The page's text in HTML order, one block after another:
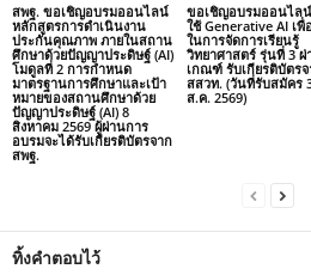
สพฐ. ขอเชิญอบรมออนไลน์
หลักสูตรการดำเนินงาน
ประกันคุณภาพ ภายในสถาน
ศึกษาด้วยปัญญาประดิษฐ์ (AI)
โมดูลที่ 2 การกำหนด
มาตรฐานการศึกษาและเป้า
หมายของสถานศึกษาด้วย
ปัญญาประดิษฐ์ (AI) 8
สิงหาคม 2569 ผู้ผ่านการ
อบรมจะได้รับเกียรติบัตรจาก
สพฐ.
ขอเชิญอบรมออนไล
ใช้ Generative AI เพื่
ในการจัดการเรียนรู้
วิทยาศาสตร์ รุ่นที่ 3 ผ่
เกณฑ์ รับเกียรติบัตร
สสวท. (วันที่รับสมัคร
ส.ค. 2569)
ทิ้งคำตอบไว้